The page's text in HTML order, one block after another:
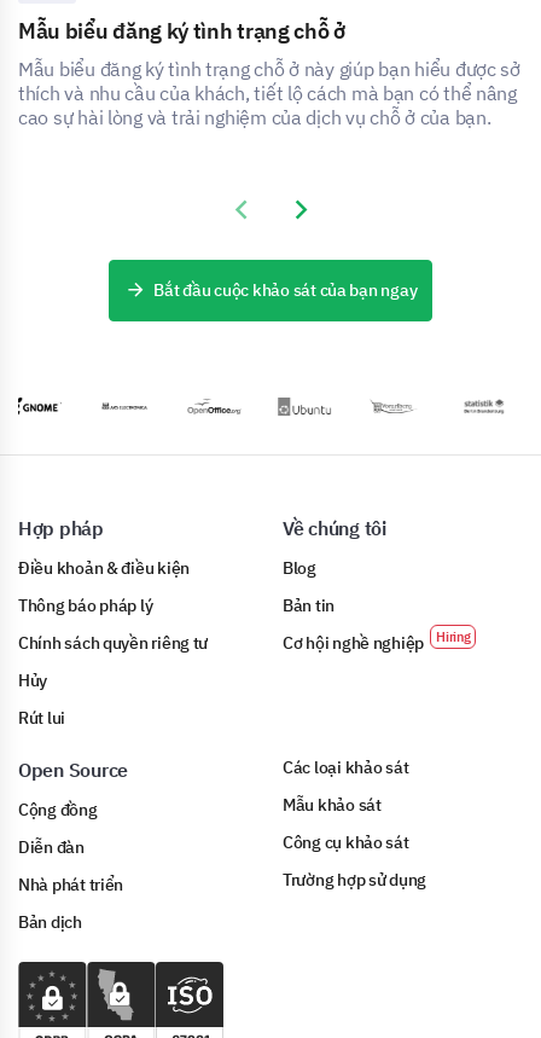
Mẫu biểu đăng ký tình trạng chỗ ở
Mẫu biểu đăng ký tình trạng chỗ ở này giúp bạn hiểu được sở
thích và nhu cầu của khách, tiết lộ cách mà bạn có thể nâng
cao sự hài lòng và trải nghiệm của dịch vụ chỗ ở của bạn.
Previous slide
Next slide
Bắt đầu cuộc khảo sát của bạn ngay
Hợp pháp
Điều khoản & điều kiện
Thông báo pháp lý
Chính sách quyền riêng tư
Hủy
Rút lui
Về chúng tôi
Blog
Bản tin
Cơ hội nghề nghiệp
Open Source
Cộng đồng
Diễn đàn
Nhà phát triển
Bản dịch
Các loại khảo sát
Mẫu khảo sát
Công cụ khảo sát
Trường hợp sử dụng